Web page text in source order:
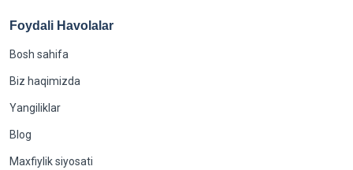
Foydali Havolalar
Bosh sahifa
Biz haqimizda
Yangiliklar
Blog
Maxfiylik siyosati